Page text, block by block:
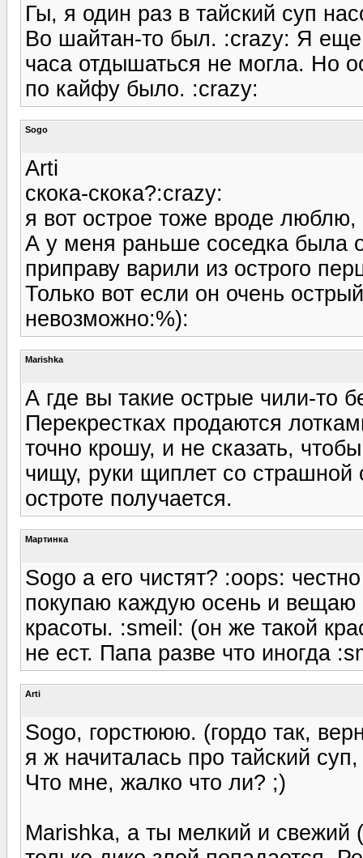
Гы, я один раз в тайский суп
Во шайтан-то был. :crazy: Я еще
часа отдышаться не могла. Но
по кайфу было. :crazy:
Sogo
Arti
скока-скока?:crazy:
я вот острое тоже вроде
А у меня раньше соседка была
приправу варили из острого
Только вот если он очень
невозможно:%):
Marishka
А где вы такие острые чили-то
Перекрестках продаются
точно крошу, и не сказать,
чищу, руки щиплет со
остроте получается.
Мартинка
Sogo а его чистят? :oops:
покупаю каждую осень и вещаю
красоты. :smeil: (он же такой
не ест. Папа разве что иногда
Arti
Sogo, горстююю. (гордо так,
я ж начиталась про тайский
Что мне, жалко что ли? ;)
Marishka, а ты мелкий и